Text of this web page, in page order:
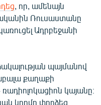
, որ, ամենայն
Ռուսաստանը
Ադրբեջանի
պայմանով
քաղաքի
կայանը։
կողմը փորձեց